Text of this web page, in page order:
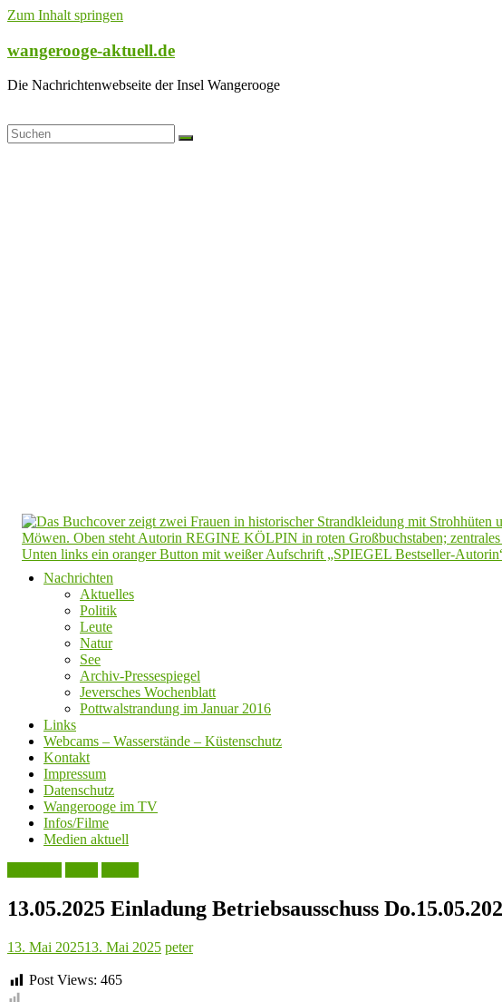
Zum Inhalt springen
wangerooge-aktuell.de
Die Nachrichtenwebseite der Insel Wangerooge
Nachrichten
Aktuelles
Politik
Leute
Natur
See
Archiv-Pressespiegel
Jeversches Wochenblatt
Pottwalstrandung im Januar 2016
Links
Webcams – Wasserstände – Küstenschutz
Kontakt
Impressum
Datenschutz
Wangerooge im TV
Infos/Filme
Medien aktuell
13.05.2025 Einladung Betriebsausschuss
13. Mai 202513. Mai 2025 peter
Post Views: 465